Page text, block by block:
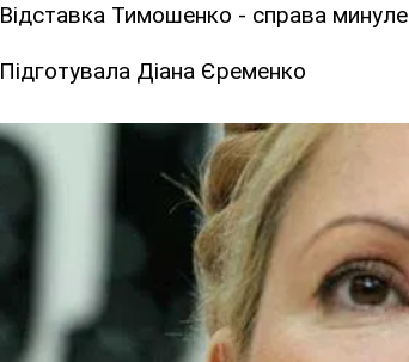
Відставка Тимошенко - справа минуле
Підготувала Діана Єременко